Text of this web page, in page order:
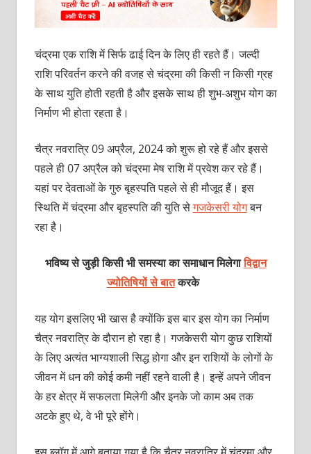
चंद्रमा एक राशि में सिर्फ ढाई दिन के लिए ही रहते हैं। जल्‍दी
राशि परिवर्तन करने की वजह से चंद्रमा की किसी न किसी ग्रह
के साथ युति होती रहती है और इसके साथ ही शुभ-अशुभ योग का
निर्माण भी होता रहता है।
चैत्र नवरात्रि 09 अप्रैल, 2024 को शुरू हो रहे हैं और इससे
पहले ही 07 अप्रैल को चंद्रमा मेष राशि में प्रवेश कर रहे हैं।
यहां पर देवताओं के गुरु बृहस्‍पति पहले से ही मौजूद हैं। इस
स्थिति में चंद्रमा और बृहस्‍पति की युति सेगजकेसरी योगबन
रहा है।
भविष्य से जुड़ी किसी भी समस्या का समाधान मिलेगाविद्वान
ज्योतिषियों से बातकरके
यह योग इसलिए भी खास है क्‍योंकि इस बार इस योग का निर्माण
चैत्र नवरात्रि के दौरान हो रहा है। गजकेसरी योग कुछ राशियों
के लिए अत्‍यंत भाग्‍यशाली सिद्ध होगा और इन राशियों के लोगों के
जीवन में धन की कोई कमी नहीं रहने वाली है। इन्‍हें अपने जीवन
के हर क्षेत्र में सफलता मिलेगी और इनके जो काम अब तक
अटके हुए थे, वे भी पूरे होंगे।